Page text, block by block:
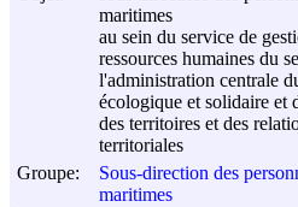
maritimes
au sein du service de
ressources humaines du
l'administration centrale
écologique et solidaire et
des territoires et des
territoriales
Groupe:
Sous-direction des
maritimes